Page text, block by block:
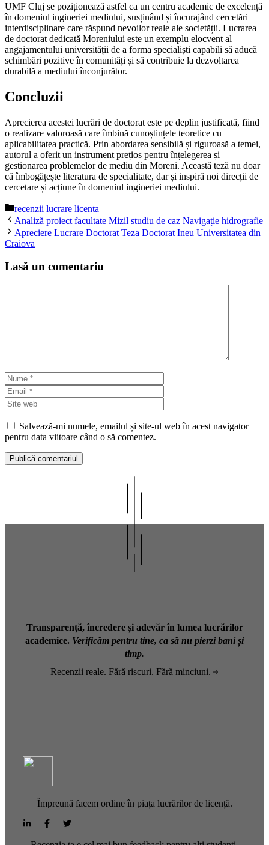
UMF Cluj se poziționează astfel ca un centru academic de excelență
în domeniul ingineriei mediului, susținând și încurajând cercetări
interdisciplinare care răspund nevoilor reale ale societății. Lucrarea
de doctorat dedicată Moreniului este un exemplu elocvent al
angajamentului universității de a forma specialiști capabili să aducă
schimbări pozitive în comunități și să contribuie la dezvoltarea
durabilă a mediului înconjurător.
Concluzii
Aprecierea acestei lucrări de doctorat este pe deplin justificată, fiind
o realizare valoroasă care îmbină cunoștințele teoretice cu
aplicabilitatea practică. Prin abordarea sensibilă și riguroasă a temei,
autorul a oferit un instrument prețios pentru înțelegerea și
gestionarea problemelor de mediu din Moreni. Această teză nu doar
că îmbogățește literatura de specialitate, dar și inspiră noi direcții de
cercetare și acțiune în domeniul ingineriei mediului.
Categorii
recenzii lucrare licenta
Analiză proiect facultate Mizil studiu de caz Navigație hidrografie
Apreciere Lucrare Doctorat Teza Doctorat Ineu Universitatea din
Craiova
Lasă un comentariu
Nume
web
Salvează-mi numele, emailul și site-ul web în acest navigator
pentru data viitoare când o să comentez.
Transparență, încredere și adevăr în lumea lucrărilor
academice. Verificăm pentru tine, ca să nu pierzi bani și
timp.
Recenzii reale. Fără riscuri. Fără minciuni.
Împreună facem ordine în piața lucrărilor de licență.